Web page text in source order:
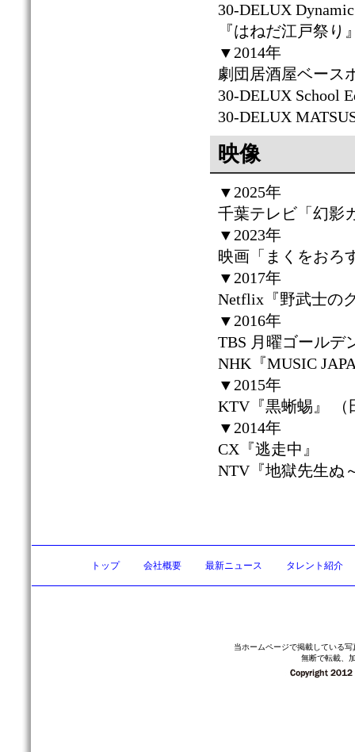
30-DELUX
『はねだ江戸祭
▼2014年
劇団居酒屋ベース
30-DELUX School
30-DELUX
映像
▼2025年
千葉テレビ「幻影
▼2023年
映画「まくをおろ
▼2017年
Netflix『野武士の
▼2016年
TBS 月曜ゴールデ
NHK『MUSIC
▼2015年
KTV『黒蜥蜴』 （
▼2014年
CX『逃走中』
NTV『地獄先生ぬ
トップ 会社概要 最新ニュース タレント紹介
当ホームページで掲載している
無断で転載、